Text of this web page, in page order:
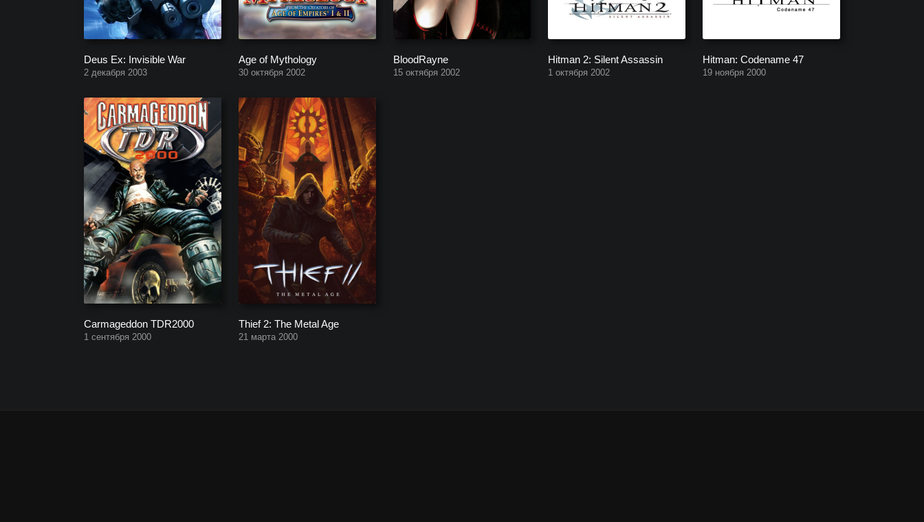
Deus Ex: Invisible War
2 декабря 2003
Age of Mythology
30 октября 2002
BloodRayne
15 октября 2002
Hitman 2: Silent Assassin
1 октября 2002
Hitman: Codename 47
19 ноября 2000
Carmageddon TDR2000
1 сентября 2000
Thief 2: The Metal Age
21 марта 2000